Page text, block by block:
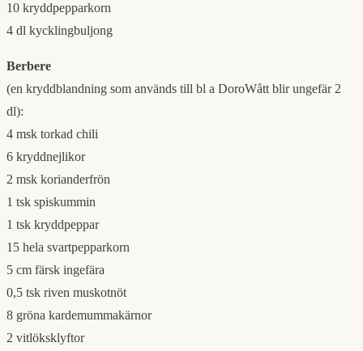
10 kryddpepparkorn
4 dl kycklingbuljong
Berbere
(en kryddblandning som används till bl a DoroWått blir ungefär 2
dl):
4 msk torkad chili
6 kryddnejlikor
2 msk korianderfrön
1 tsk spiskummin
1 tsk kryddpeppar
15 hela svartpepparkorn
5 cm färsk ingefära
0,5 tsk riven muskotnöt
8 gröna kardemummakärnor
2 vitlöksklyftor